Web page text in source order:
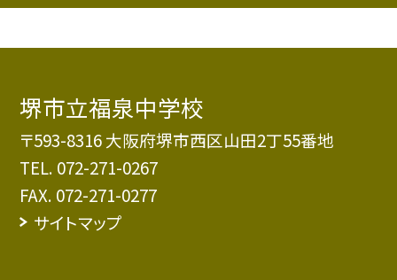
堺市立福泉中学校
〒593-8316 大阪府堺市西区山田2丁55番地
TEL. 072-271-0267
FAX. 072-271-0277
サイトマップ